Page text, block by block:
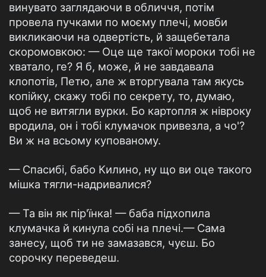
винувато заглядаючи в обличчя, потім
провела пучками по моєму плечі, мовби
викликаючи на одвертість, й защебетала
скоромовкою: — Оце ще такої мороки тобі не
хватало, ге? Я б, може, й не завдавала
клопотів, Петю, але ж вторгувала там якусь
копійку, скажу тобі по секрету, то, думаю,
щоб не витягли вурки. Бо картопля ж нівроку
вродила, он і тобі клумачок привезла, а чо'?
Ви ж на всьому купованому.
— Спасибі, бабо Килино, ну що ви оце такого
мішка тягли-надривалися?
— Та він як пір'їнка! — баба підхопила
клумачка й кинула собі на плечі.— Сама
занесу, щоб ти не замазався, чуєш. Бо
сорочку переведеш.